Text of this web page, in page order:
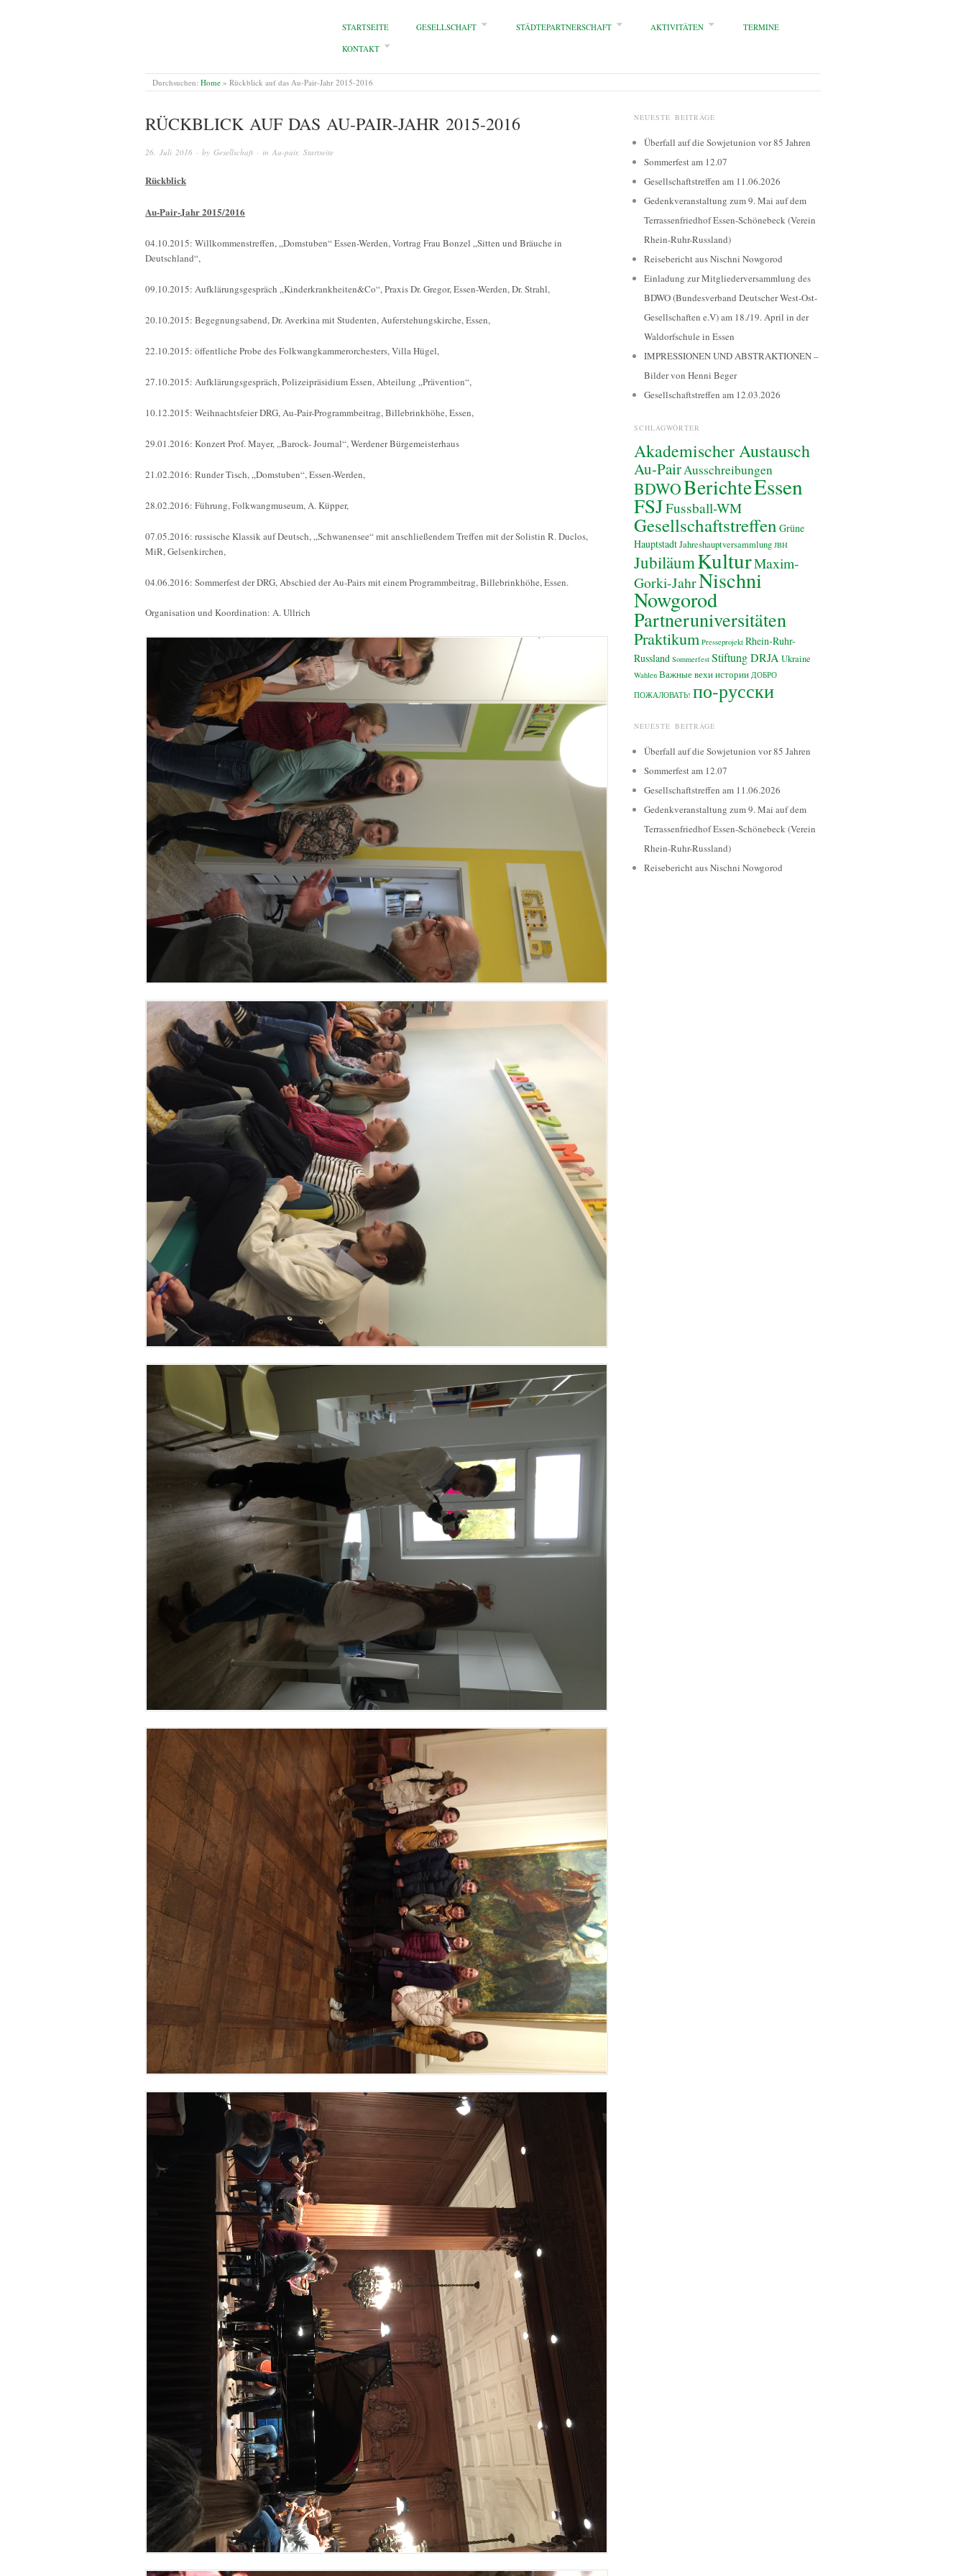
STARTSEITE GESELLSCHAFT STÄDTEPARTNERSCHAFT AKTIVITÄTEN
TERMINE
KONTAKT
Durchsuchen: Home » Rückblick auf das Au-Pair-Jahr 2015-2016
RÜCKBLICK AUF DAS AU-PAIR-JAHR 2015-2016
26. Juli 2016 · by Gesellschaft · in Au-pair, Startseite
Rückblick
Au-Pair-Jahr 2015/2016
04.10.2015: Willkommenstreffen, „Domstuben“ Essen-Werden, Vortrag Frau Bonzel „Sitten und Bräuche in
Deutschland“,
09.10.2015: Aufklärungsgespräch „Kinderkrankheiten&Co“, Praxis Dr. Gregor, Essen-Werden, Dr. Strahl,
20.10.2015: Begegnungsabend, Dr. Averkina mit Studenten, Auferstehungskirche, Essen,
22.10.2015: öffentliche Probe des Folkwangkammerorchesters, Villa Hügel,
27.10.2015: Aufklärungsgespräch, Polizeipräsidium Essen, Abteilung „Prävention“,
10.12.2015: Weihnachtsfeier DRG, Au-Pair-Programmbeitrag, Billebrinkhöhe, Essen,
29.01.2016: Konzert Prof. Mayer, „Barock- Journal“, Werdener Bürgemeisterhaus
21.02.2016: Runder Tisch, „Domstuben“, Essen-Werden,
28.02.2016: Führung, Folkwangmuseum, A. Küpper,
07.05.2016: russische Klassik auf Deutsch, „Schwanensee“ mit anschließendem Treffen mit der Solistin R. Duclos,
MiR, Gelsenkirchen,
04.06.2016: Sommerfest der DRG, Abschied der Au-Pairs mit einem Programmbeitrag, Billebrinkhöhe, Essen.
Organisation und Koordination: A. Ullrich
NEUESTE BEITRÄGE
Überfall auf die Sowjetunion vor 85 Jahren
Sommerfest am 12.07
Gesellschaftstreffen am 11.06.2026
Gedenkveranstaltung zum 9. Mai auf dem
Terrassenfriedhof Essen-Schönebeck (Verein
Rhein-Ruhr-Russland)
Reisebericht aus Nischni Nowgorod
Einladung zur Mitgliederversammlung des
BDWO (Bundesverband Deutscher West-Ost-
Gesellschaften e.V) am 18./19. April in der
Waldorfschule in Essen
IMPRESSIONEN UND ABSTRAKTIONEN –
Bilder von Henni Beger
Gesellschaftstreffen am 12.03.2026
SCHLAGWÖRTER
Akademischer Austausch
Au-PairAusschreibungen
BDWOBerichteEssen
FSJFussball-WM
Gesellschaftstreffen Grüne
HauptstadtJahreshauptversammlung JBH
JubiläumKulturMaxim-
Gorki-JahrNischni
Nowgorod
Partneruniversitäten
Praktikum Presseprojekt Rhein-Ruhr-
Russland Sommerfest Stiftung DRJA Ukraine
Wahlen Важные вехи истории ДОБРО
ПОЖАЛОВАТЬ! по-русски
NEUESTE BEITRÄGE
Überfall auf die Sowjetunion vor 85 Jahren
Sommerfest am 12.07
Gesellschaftstreffen am 11.06.2026
Gedenkveranstaltung zum 9. Mai auf dem
Terrassenfriedhof Essen-Schönebeck (Verein
Rhein-Ruhr-Russland)
Reisebericht aus Nischni Nowgorod